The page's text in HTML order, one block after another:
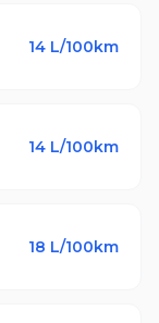
14 L/100km
14 L/100km
18 L/100km